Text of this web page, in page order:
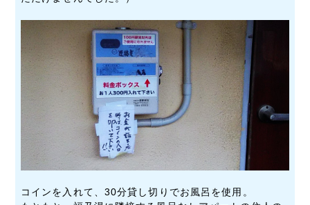
コインを入れて、30分貸し切りでお風呂を使用。